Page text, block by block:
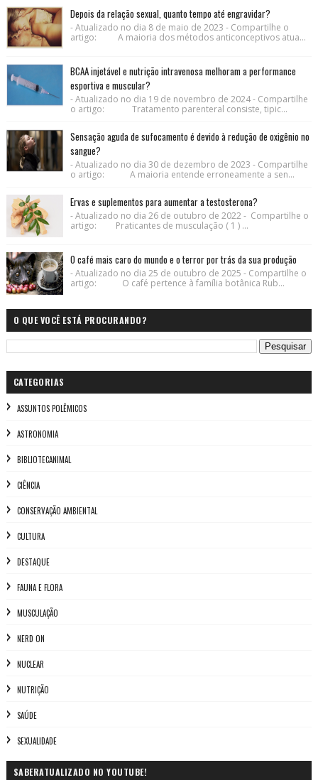
Depois da relação sexual, quanto tempo até engravidar?
- Atualizado no dia 8 de maio de 2023 - Compartilhe o
artigo: A maioria dos métodos anticonceptivos atua...
BCAA injetável e nutrição intravenosa melhoram a performance
esportiva e muscular?
- Atualizado no dia 19 de novembro de 2024 - Compartilhe
o artigo: Tratamento parenteral consiste, tipic...
Sensação aguda de sufocamento é devido à redução de oxigênio no
sangue?
- Atualizado no dia 30 de dezembro de 2023 - Compartilhe
o artigo: A maioria entende erroneamente a sen...
Ervas e suplementos para aumentar a testosterona?
- Atualizado no dia 26 de outubro de 2022 - Compartilhe o
artigo: Praticantes de musculação ( 1 ) ...
O café mais caro do mundo e o terror por trás da sua produção
- Atualizado no dia 25 de outubro de 2025 - Compartilhe o
artigo: O café pertence à família botânica Rub...
O QUE VOCÊ ESTÁ PROCURANDO?
CATEGORIAS
ASSUNTOS POLÊMICOS
ASTRONOMIA
BIBLIOTECANIMAL
CIÊNCIA
CONSERVAÇÃO AMBIENTAL
CULTURA
DESTAQUE
FAUNA E FLORA
MUSCULAÇÃO
NERD ON
NUCLEAR
NUTRIÇÃO
SAÚDE
SEXUALIDADE
SABERATUALIZADO NO YOUTUBE!